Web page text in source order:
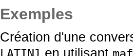
Exemples
Création d'une
en utilisant